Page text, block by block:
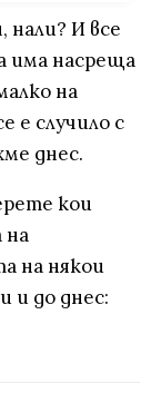
нали? И все
има насреща
на
е случило с
днес.
кои
на
на някои
и до днес: